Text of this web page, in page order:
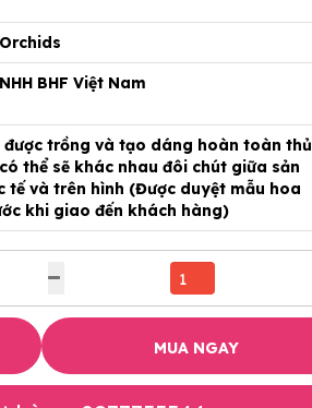
BHF Việt Nam
được trồng và tạo dáng hoàn toàn thủ
thể sẽ khác nhau đôi chút giữa sản
tế và trên hình (Được duyệt mẫu hoa
khi giao đến khách hàng)
MUA NGAY